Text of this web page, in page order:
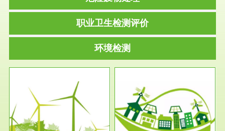
职业卫生检测评价
环境检测
服务范围
环保竣工验收